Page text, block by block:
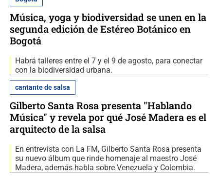
Música, yoga y biodiversidad se unen en la
segunda edición de Estéreo Botánico en
Bogotá
Habrá talleres entre el 7 y el 9 de agosto, para conectar
con la biodiversidad urbana.
cantante de salsa
Gilberto Santa Rosa presenta "Hablando
Música" y revela por qué José Madera es el
arquitecto de la salsa
En entrevista con La FM, Gilberto Santa Rosa presenta
su nuevo álbum que rinde homenaje al maestro José
Madera, además habla sobre Venezuela y Colombia.